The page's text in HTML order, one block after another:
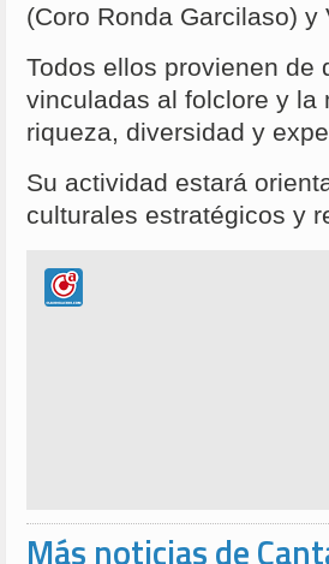
(Coro Ronda Garcilaso)
Todos ellos provienen de
vinculadas al folclore y la
riqueza, diversidad y
Su actividad estará
culturales estratégicos y
Más noticias de